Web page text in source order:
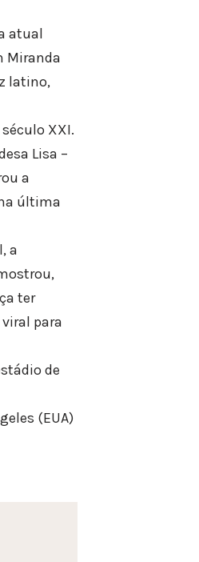
atual
Miranda
latino,
XXI.
Lisa –
a
última
a
ter
para
de
(EUA)